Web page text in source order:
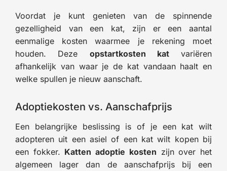
Voordat je kunt genieten van de spinnende
gezelligheid van een kat, zijn er een aantal
eenmalige kosten waarmee je rekening moet
houden. Deze opstartkosten katvariëren
afhankelijk van waar je de kat vandaan haalt en
welke spullen je nieuw aanschaft.
Adoptiekosten vs. Aanschafprijs
Een belangrijke beslissing is of je een kat wilt
adopteren uit een asiel of een kat wilt kopen bij
een fokker. Katten adoptie kosten zijn over het
algemeen lager dan de aanschafprijs bij een